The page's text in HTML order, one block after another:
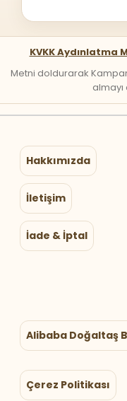
KVKK Aydınlatma
Metni doldurarak
almayı
Hakkımızda
İletişim
İade & İptal
Alibaba Doğaltaş
Çerez Politikası